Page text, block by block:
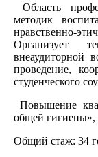
Область
методик
нравственно-
Организует
внеаудиторной
проведение,
студенческого
Повышение
общей
Общий стаж: 34